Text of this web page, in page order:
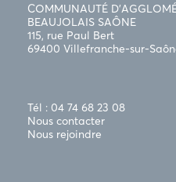
COMMUNAUTÉ
BEAUJOLAIS SAÔNE
115, rue Paul Bert
69400 Villefranche-sur-
Tél : 04 74 68 23 08
Nous contacter
Nous rejoindre